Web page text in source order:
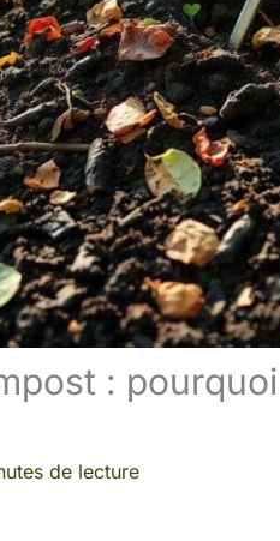
:
de lecture